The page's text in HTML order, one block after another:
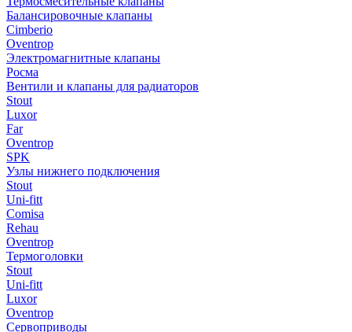
Балансировочные клапаны
Cimberio
Oventrop
Электромагнитные клапаны
Росма
Вентили и клапаны для радиаторов
Stout
Luxor
Far
Oventrop
SPK
Узлы нижнего подключения
Stout
Uni-fitt
Comisa
Rehau
Oventrop
Термоголовки
Stout
Uni-fitt
Luxor
Oventrop
Сервоприводы